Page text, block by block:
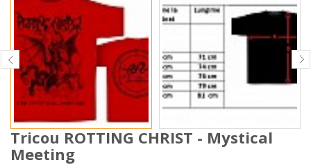
Tricou ROTTING CHRIST - Mystical
Meeting